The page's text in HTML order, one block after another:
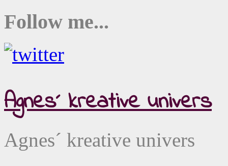
Follow me...
Agnes´ kreative univers
Agnes´ kreative univers